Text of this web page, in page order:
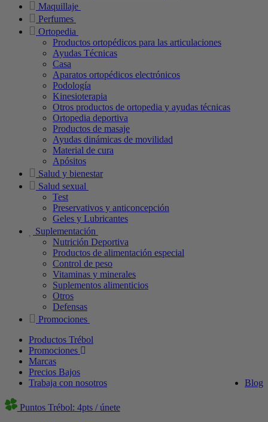
Maquillaje
Perfumes
Ortopedia
Productos ortopédicos para las articulaciones
Ayudas Técnicas
Casa
Aparatos ortopédicos electrónicos
Podología
Kinesioterapia
Otros productos de ortopedia y ayudas técnicas
Ortopedia deportiva
Productos de masaje
Ayudas dinámicas de movilidad
Material de cura
Apósitos
Salud y bienestar
Salud sexual
Test
Preservativos y anticoncepción
Geles y Lubricantes
Suplementación
Nutrición Deportiva
Productos de alimentación especial
Control de peso
Vitaminas y minerales
Suplementos alimenticios
Otros
Defensas
Promociones
Productos Trébol
Promociones
Marcas
Precios Bajos
Blog
Trabaja con nosotros
Puntos Trébol: 4pts / únete